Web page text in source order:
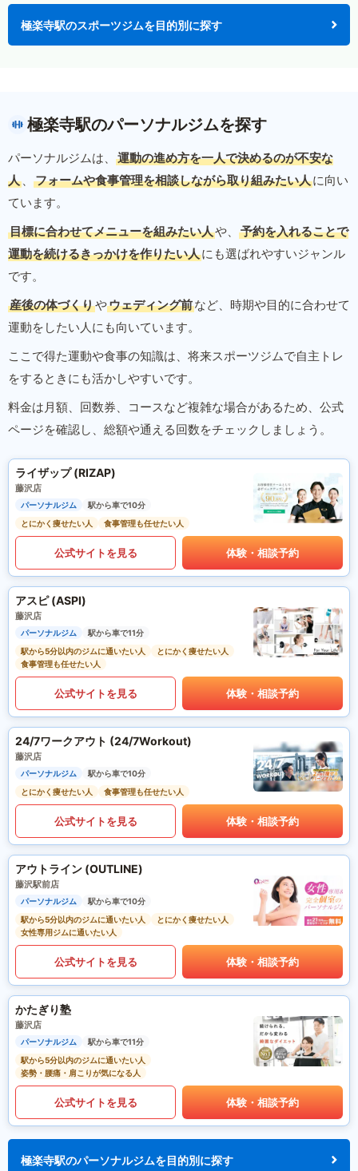
極楽寺駅のスポーツジムを目的別に探す
極楽寺駅のパーソナルジムを探す
パーソナルジムは、
運動の進め方を一人で決めるのが不安な
人 、 フォームや食事管理を相談しながら取り組みたい人に向い
ています。
目標に合わせてメニューを組みたい人や、
予約を入れることで
運動を続けるきっかけを作りたい人にも選ばれやすいジャンル
です。
産後の体づくりやウェディング前など、時期や目的に合わせて
運動をしたい人にも向いています。
ここで得た運動や食事の知識は、将来スポーツジムで自主トレ
をするときにも活かしやすいです。
料金は月額、回数券、コースなど複雑な場合があるため、公式
ページを確認し、総額や通える回数をチェックしましょう。
ライザップ (RIZAP)
藤沢店
パーソナルジム
駅から車で10分
とにかく痩せたい人
食事管理も任せたい人
公式サイトを見る 体験・相談予約
アスピ (ASPI)
藤沢店
パーソナルジム
駅から車で11分
駅から5分以内のジムに通いたい人
とにかく痩せたい人
食事管理も任せたい人
公式サイトを見る 体験・相談予約
24/7ワークアウト (24/7Workout)
藤沢店
パーソナルジム
駅から車で10分
とにかく痩せたい人
食事管理も任せたい人
公式サイトを見る 体験・相談予約
アウトライン (OUTLINE)
藤沢駅前店
パーソナルジム
駅から車で10分
駅から5分以内のジムに通いたい人
とにかく痩せたい人
女性専用ジムに通いたい人
公式サイトを見る 体験・相談予約
かたぎり塾
藤沢店
パーソナルジム
駅から車で11分
駅から5分以内のジムに通いたい人
姿勢・腰痛・肩こりが気になる人
公式サイトを見る 体験・相談予約
極楽寺駅のパーソナルジムを目的別に探す